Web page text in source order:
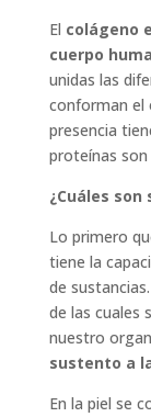
El colágeno
cuerpo
unidas las
conforman el
presencia
proteínas
¿Cuáles son
Lo primero
tiene la
de
de las cuales
nuestro
sustento a
En la piel se